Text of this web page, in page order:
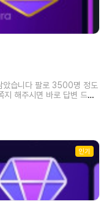
았습니다 팔로 3500명 정도
지 해주시면 바로 답변 드릴
인기